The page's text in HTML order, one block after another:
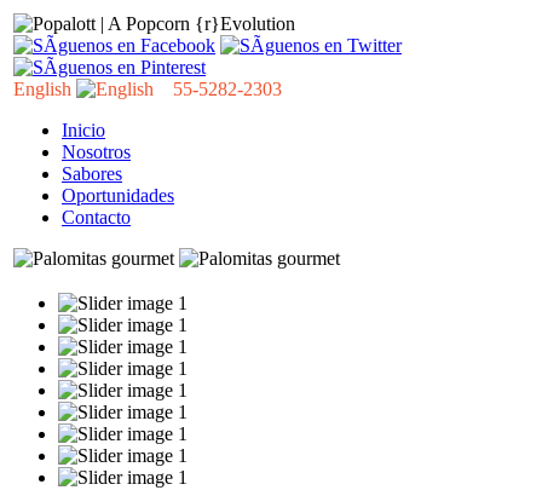
English
55-5282-2303
Inicio
Nosotros
Sabores
Oportunidades
Contacto